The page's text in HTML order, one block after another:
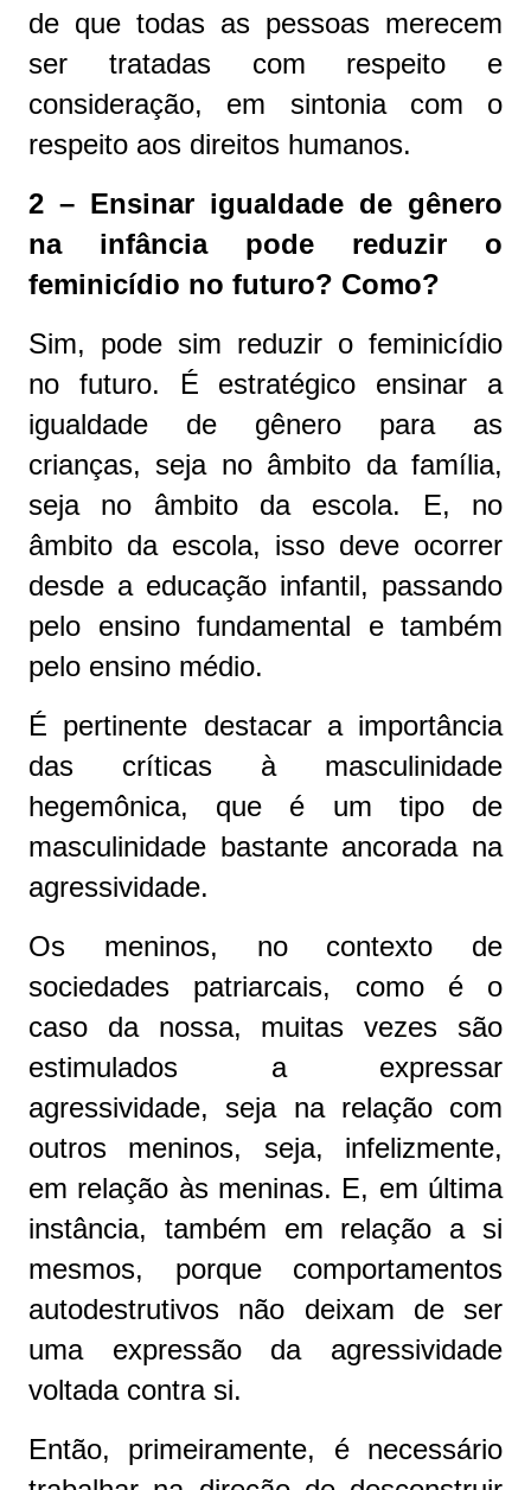
de que todas as pessoas merecem
ser tratadas com respeito e
consideração, em sintonia com o
respeito aos direitos humanos.
2 – Ensinar igualdade de gênero
na infância pode reduzir o
feminicídio no futuro? Como?
Sim, pode sim reduzir o feminicídio
no futuro. É estratégico ensinar a
igualdade de gênero para as
crianças, seja no âmbito da família,
seja no âmbito da escola. E, no
âmbito da escola, isso deve ocorrer
desde a educação infantil, passando
pelo ensino fundamental e também
pelo ensino médio.
É pertinente destacar a importância
das críticas à masculinidade
hegemônica, que é um tipo de
masculinidade bastante ancorada na
agressividade.
Os meninos, no contexto de
sociedades patriarcais, como é o
caso da nossa, muitas vezes são
estimulados a expressar
agressividade, seja na relação com
outros meninos, seja, infelizmente,
em relação às meninas. E, em última
instância, também em relação a si
mesmos, porque comportamentos
autodestrutivos não deixam de ser
uma expressão da agressividade
voltada contra si.
Então, primeiramente, é necessário